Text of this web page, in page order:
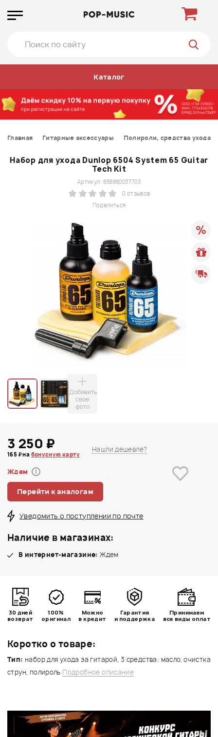
Каталог
Главная Гитарные аксессуары Полироли, средства ухода
Набор для ухода Dunlop 6504 System 65 Guitar
Tech Kit
Поделиться
Артикул: 888880037703
0 отзывов
Добавить
свое
фото
Коротко о товаре:
Тип: набор для ухода за гитарой, 3 средства: масло, очистка
струн, полироль Подробное описание
3 250 ₽
165 ₽ на бонусную карту
Нашли дешевле?
Ждем i
Перейти к аналогам
Уведомить о поступлении по почте
Наличие в магазинах:
В интернет-магазине: Ждем
30 дней
возврат
100%
оригинал
Можно
в кредит
Гарантия
и поддержка
Принимаем
все виды оплат